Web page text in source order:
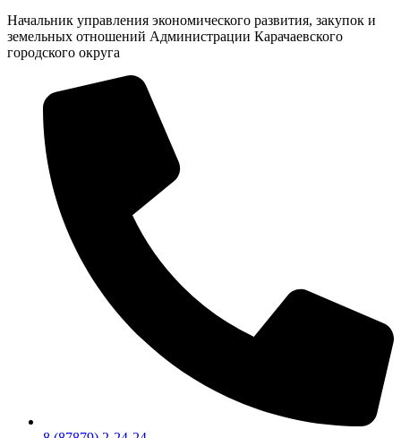
Начальник управления экономического развития, закупок и
земельных отношений Администрации Карачаевского
городского округа